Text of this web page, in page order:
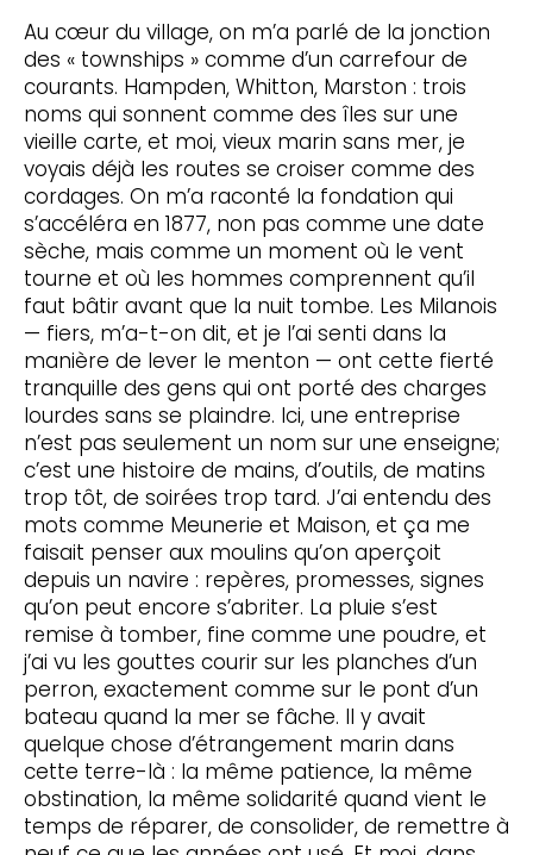
Au cœur du village, on m’a parlé de la jonction
des « townships » comme d’un carrefour de
courants. Hampden, Whitton, Marston : trois
noms qui sonnent comme des îles sur une
vieille carte, et moi, vieux marin sans mer, je
voyais déjà les routes se croiser comme des
cordages. On m’a raconté la fondation qui
s’accéléra en 1877, non pas comme une date
sèche, mais comme un moment où le vent
tourne et où les hommes comprennent qu’il
faut bâtir avant que la nuit tombe. Les Milanois
— fiers, m’a-t-on dit, et je l’ai senti dans la
manière de lever le menton — ont cette fierté
tranquille des gens qui ont porté des charges
lourdes sans se plaindre. Ici, une entreprise
n’est pas seulement un nom sur une enseigne;
c’est une histoire de mains, d’outils, de matins
trop tôt, de soirées trop tard. J’ai entendu des
mots comme Meunerie et Maison, et ça me
faisait penser aux moulins qu’on aperçoit
depuis un navire : repères, promesses, signes
qu’on peut encore s’abriter. La pluie s’est
remise à tomber, fine comme une poudre, et
j’ai vu les gouttes courir sur les planches d’un
perron, exactement comme sur le pont d’un
bateau quand la mer se fâche. Il y avait
quelque chose d’étrangement marin dans
cette terre-là : la même patience, la même
obstination, la même solidarité quand vient le
temps de réparer, de consolider, de remettre à